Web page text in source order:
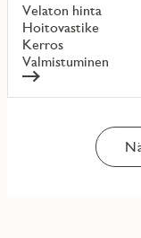
Velaton hinta
Hoitovastike
Kerros
Valmistuminen